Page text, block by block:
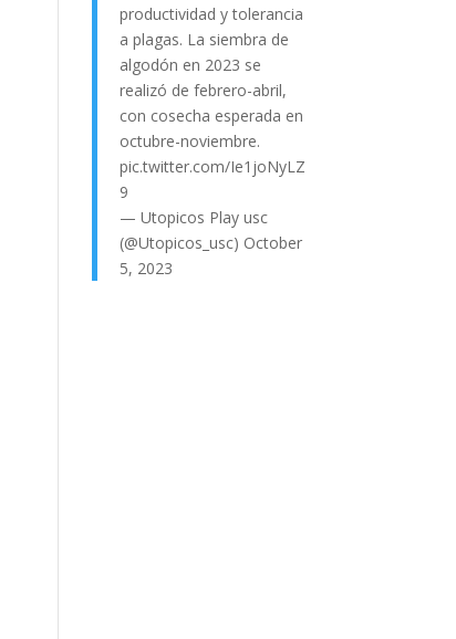
productividad y tolerancia
a plagas. La siembra de
algodón en 2023 se
realizó de febrero-abril,
con cosecha esperada en
octubre-noviembre.
pic.twitter.com/Ie1joNyLZ
9
— Utopicos Play usc
(@Utopicos_usc) October
5, 2023